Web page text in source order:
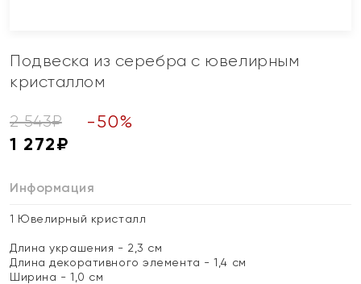
Подвеска из серебра с ювелирным
кристаллом
2 543₽ -50%
1 272₽
Информация
1 Ювелирный кристалл
Длина украшения - 2,3 см
Длина декоративного элемента - 1,4 см
Ширина - 1,0 см